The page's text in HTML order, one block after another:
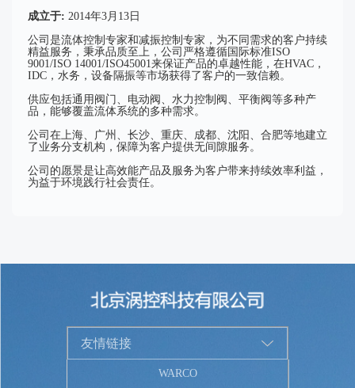
成立于: 2014年3月13日
公司是流体控制专家和减振控制专家，为不同需求的客户持续
精益服务，秉承品质至上，公司严格遵循国际标准ISO
9001/ISO 14001/ISO45001来保证产品的卓越性能，在HVAC，
IDC，水务，设备隔振等市场获得了客户的一致信赖。
供应包括通用阀门、电动阀、水力控制阀、平衡阀等多种产
品，能够覆盖流体系统的多种需求。
公司在上海、广州、长沙、重庆、成都、沈阳、合肥等地建立
了业务分支机构，保障为客户提供无间隙服务。
公司的愿景是让高效能产品及服务为客户带来持续效率利益，
为益于环境践行社会责任。
友情链接
WARCO